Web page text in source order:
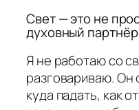
Свет — это не
духовный партнёр
Я не работаю со
разговариваю. Он
куда падать, как